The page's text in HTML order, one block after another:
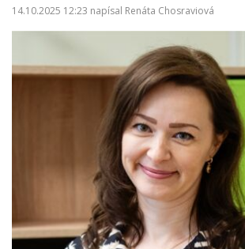
14.10.2025 12:23 napísal Renáta Chosraviová